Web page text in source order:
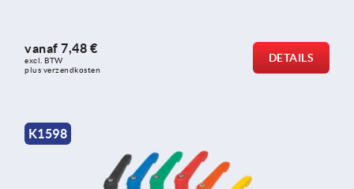
vanaf 7,48 €
excl. BTW
plus verzendkosten
DETAILS
K1598